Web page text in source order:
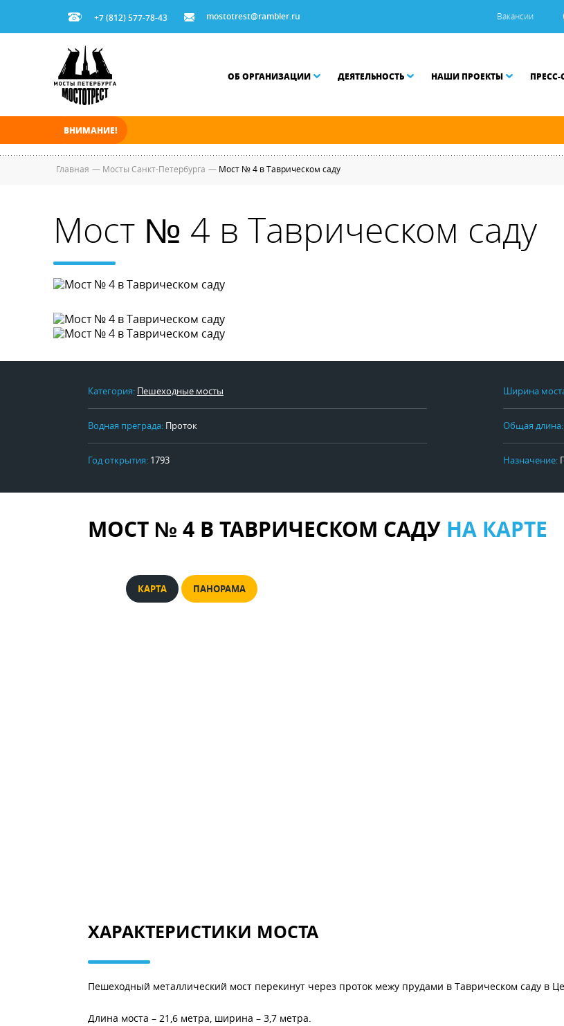
+7 (812) 577-78-43 mostotrest@rambler.ru Вакансии
ОБ ОРГАНИЗАЦИИ ДЕЯТЕЛЬНОСТЬ НАШИ ПРОЕКТЫ
ВНИМАНИЕ!
Главная — Мосты Санкт-Петербурга — Мост № 4 в Таврическом саду
Мост № 4 в Таврическом саду
Категория: Пешеходные мосты Ширина
Водная преграда: Проток Общая длина:
Год открытия: 1793 Назначение:
МОСТ № 4 В ТАВРИЧЕСКОМ САДУ НА КАРТЕ
КАРТА ПАНОРАМА
ХАРАКТЕРИСТИКИ МОСТА
Пешеходный металлический мост перекинут через проток межу прудами в Таврическом саду в
Длина моста – 21,6 метра, ширина – 3,7 метра.